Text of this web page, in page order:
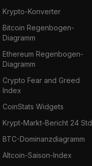
Krypto-Konverter
Bitcoin Regenbogen-
Diagramm
Ethereum Regenbogen-
Diagramm
Crypto Fear and Greed
Index
CoinStats Widgets
Krypt-Markt-Bericht 24 Std
BTC-Dominanzdiagramm
Altcoin-Saison-Index